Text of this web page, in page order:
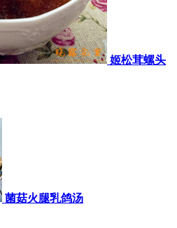
姬松茸螺头
菌菇火腿乳鸽汤